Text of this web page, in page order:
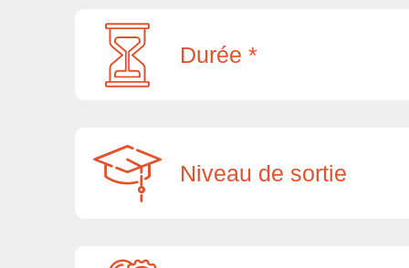
Durée *
Niveau de sortie